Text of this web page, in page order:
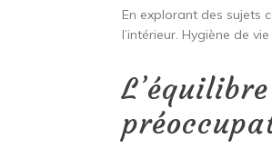
En explorant des sujets
l’intérieur. Hygiène de